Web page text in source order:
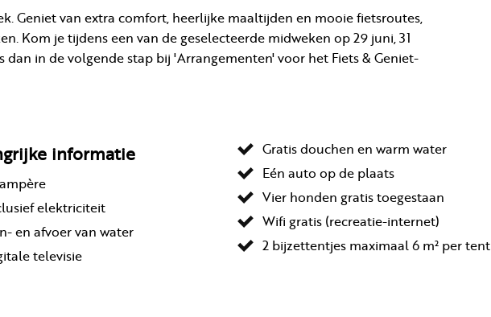
Geniet van extra comfort, heerlijke maaltijden en mooie fietsroutes,
Kom je tijdens een van de geselecteerde midweken op 29 juni, 31
dan in de volgende stap bij 'Arrangementen' voor het Fiets & Geniet-
informatie
elektriciteit
en afvoer van water
televisie
Gratis douchen en warm water
Eén auto op de plaats
Vier honden gratis toegestaan
Wifi gratis (recreatie-internet)
2 bijzettentjes maximaal 6 m² per tent